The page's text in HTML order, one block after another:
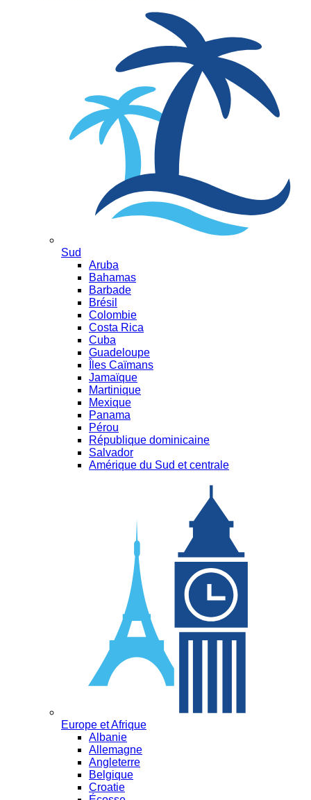
Sud
Aruba
Bahamas
Barbade
Brésil
Colombie
Costa Rica
Cuba
Guadeloupe
Îles Caïmans
Jamaïque
Martinique
Mexique
Panama
Pérou
République dominicaine
Salvador
Amérique du Sud et centrale
Europe et Afrique
Albanie
Allemagne
Angleterre
Belgique
Croatie